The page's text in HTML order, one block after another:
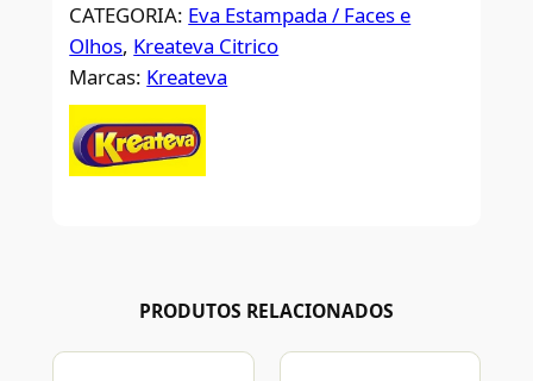
CATEGORIA: Eva Estampada / Faces e
Olhos, Kreateva Citrico
Marcas: Kreateva
PRODUTOS RELACIONADOS